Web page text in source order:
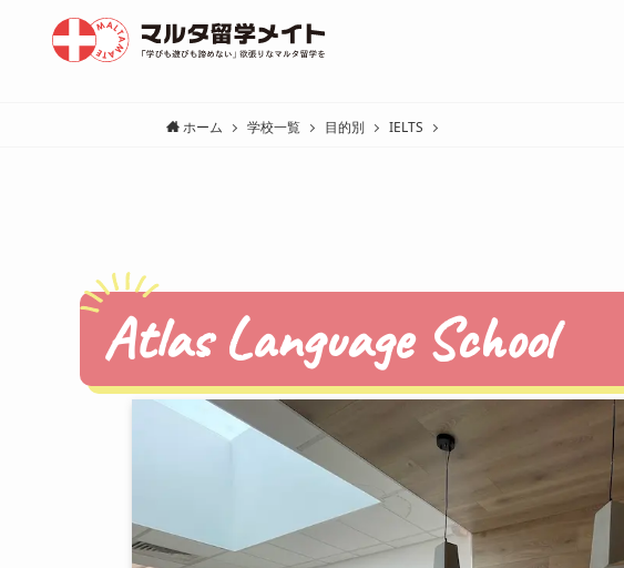
ホーム 学校一覧 目的別 IELTS
Atlas Language School